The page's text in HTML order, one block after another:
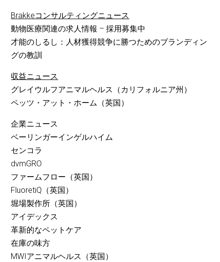
Brakkeコンサルティングニュース
動物医療関連の求人情報 – 採用募集中
才能のしるし：人材獲得競争に勝つためのブランディン
グの教訓
収益ニュース
グレイウルフアニマルヘルス（カリフォルニア州）
ペッツ・アット・ホーム（英国）
企業ニュース
ベーリンガーインゲルハイム
センコラ
dvmGRO
ファームフロー（英国）
FluoretiQ（英国）
堀場製作所（英国）
アイデックス
革新的なペットケア
在庫の味方
MWIアニマルヘルス（英国）